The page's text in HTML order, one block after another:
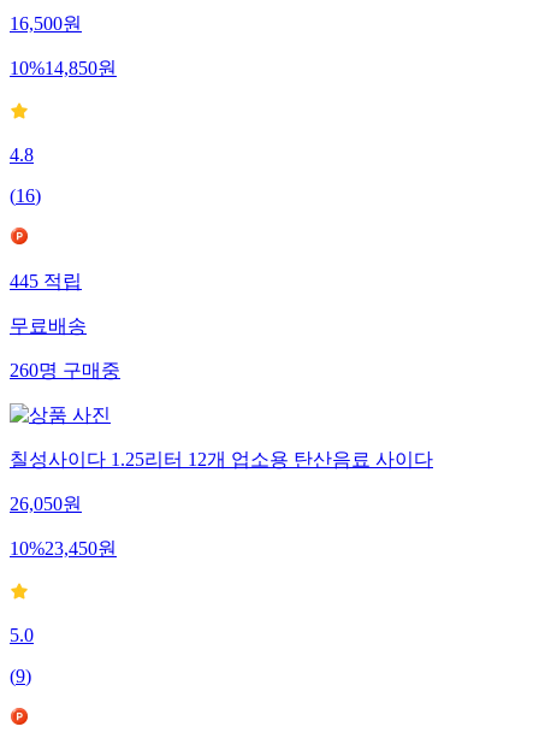
16,500원
10%14,850원
4.8
(16)
445 적립
무료배송
260명 구매중
칠성사이다 1.25리터 12개 업소용 탄산음료 사이다
26,050원
10%23,450원
5.0
(9)